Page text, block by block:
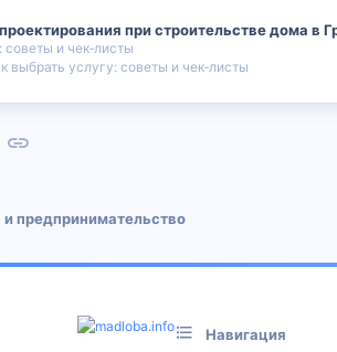
при строительстве дома в
советы и чек‑листы
выбрать услугу: советы и чек‑листы
почта
и предпринимательство
Навигация